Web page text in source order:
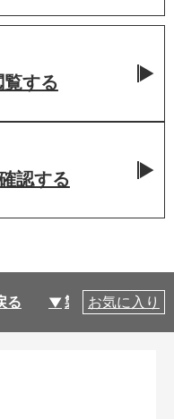
覧する
認する
る 製品仕様
お気に入り